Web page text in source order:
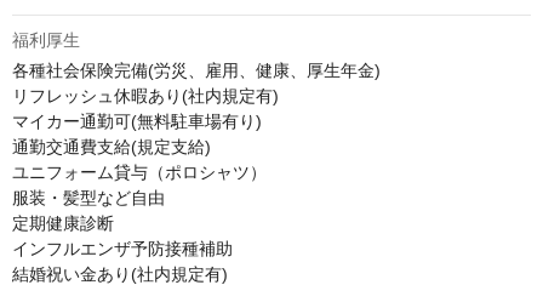
福利厚生
各種社会保険完備(労災、雇用、健康、厚生年金)
リフレッシュ休暇あり(社内規定有)
マイカー通勤可(無料駐車場有り)
通勤交通費支給(規定支給)
ユニフォーム貸与（ポロシャツ）
服装・髪型など自由
定期健康診断
インフルエンザ予防接種補助
結婚祝い金あり(社内規定有)